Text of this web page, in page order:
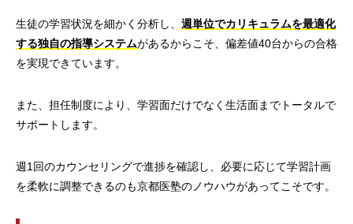
生徒の学習状況を細かく分析し、 週単位でカリキュラムを最適化
する独自の指導システムがあるからこそ、偏差値40台からの合格
を実現できています。
また、担任制度により、学習面だけでなく生活面までトータルで
サポートします。
週1回のカウンセリングで進捗を確認し、必要に応じて学習計画
を柔軟に調整できるのも京都医塾のノウハウがあってこそです。